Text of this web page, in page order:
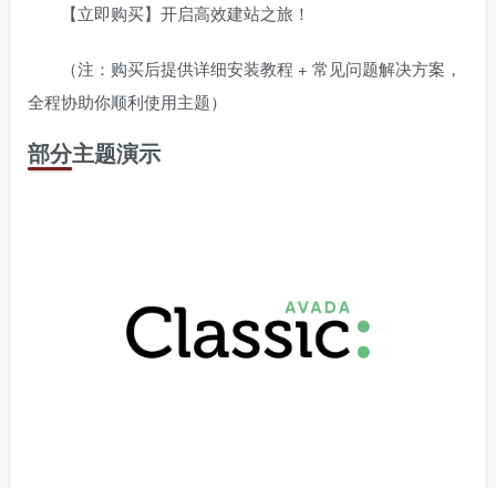
【立即购买】开启高效建站之旅！
（注：购买后提供详细安装教程 + 常见问题解决方案，
全程协助你顺利使用主题）
部分主题演示